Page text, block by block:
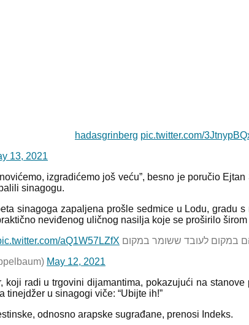
pic.twitter.com/
13, 2021
izgradićemo još veću”, besno je poručio
sinagogu.
sinagoga zapaljena prošle sedmice u Lodu, gradu
neviđenog uličnog nasilja koje se proširilo širom
במקום לעובד ששומר במקום aQ1W57LZfX
May 12, 2021
koji radi u trgovini dijamantima, pokazujući na
tinejdžer u sinagogi viče: “Ubijte ih!”
odnosno arapske sugrađane, prenosi Indeks.